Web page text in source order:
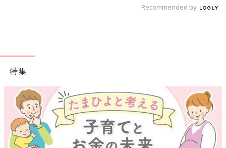
努力義務化されています。子どもにはヘルメットをかぶせるけど
気に入りの帽子にセットすれば納得してかぶれるようになるかも
【電動爪やすり】毎週必須の爪切りもノーストレ
ス！
Recommended by
特集